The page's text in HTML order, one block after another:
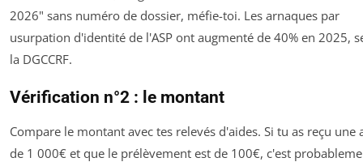
2026" sans numéro de dossier, méfie-toi. Les arnaques par
usurpation d'identité de l'ASP ont augmenté de 40% en 2025,
la DGCCRF.
Vérification n°2 : le montant
Compare le montant avec tes relevés d'aides. Si tu as reçu une
de 1 000€ et que le prélèvement est de 100€, c'est